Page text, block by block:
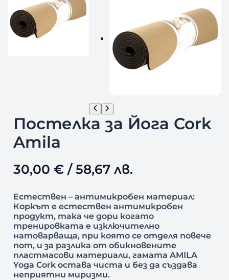
Постелка за Йога Cork
Amila
30,00 €/ 58,67 лв.
Естествен – антимикробен материал:
Коркът е естествен антимикробен
продукт, така че дори когато
тренировката е изключително
натоварваща, при която се отделя повече
пот, и за разлика от обикновените
пластмасови материали, гамата AMILA
Yoga Cork остава чиста и без да създава
неприятни миризми.